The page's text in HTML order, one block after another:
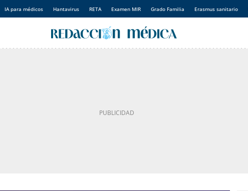
IA para médicos Hantavirus RETA Examen MIR Grado Familia Erasmus sanitario